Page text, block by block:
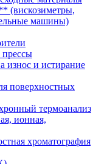
(вискозиметры,
машины)
износ и истирание
поверхностных
термоанализ
ионная,
хроматография